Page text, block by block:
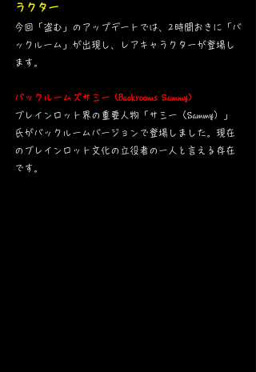
ラクター
今回「盗む」のアップデートでは、2時間おきに「バ
ックルーム」が出現し、レアキャラクターが登場し
ます。
バックルームズサミー (Backrooms Sammy)
ブレインロット界の重要人物「サミー（Sammy）」
氏がバックルームバージョンで登場しました。現在
のブレインロット文化の立役者の一人と言える存在
です。